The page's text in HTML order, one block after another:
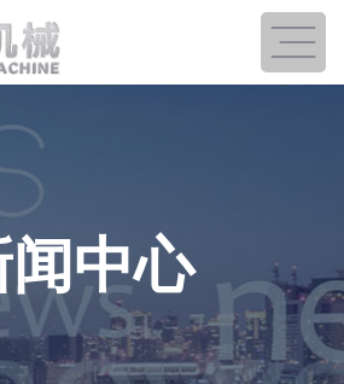
闻中心